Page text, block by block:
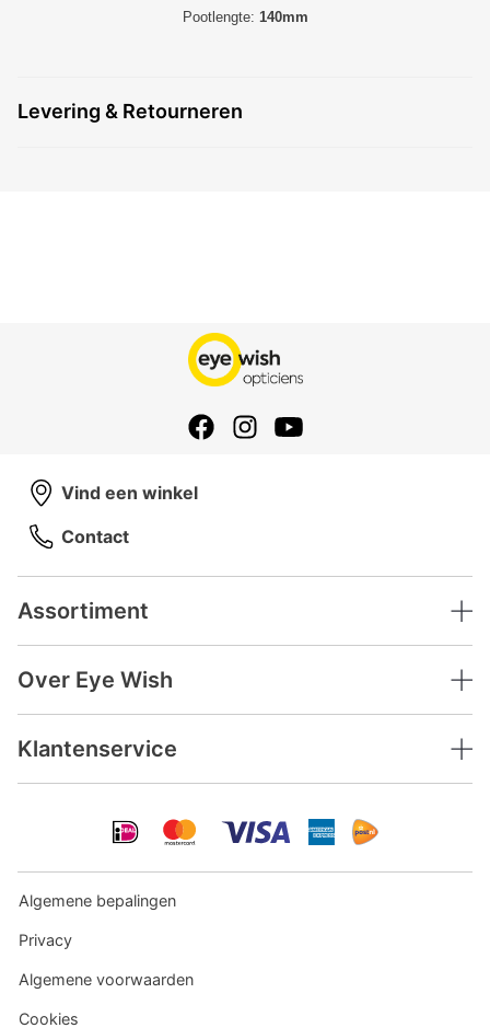
Pootlengte: 140mm
Levering & Retourneren
Assortiment
Over Eye Wish
Klantenservice
Vind een winkel
Contact
Algemene bepalingen
Privacy
Algemene voorwaarden
Cookies